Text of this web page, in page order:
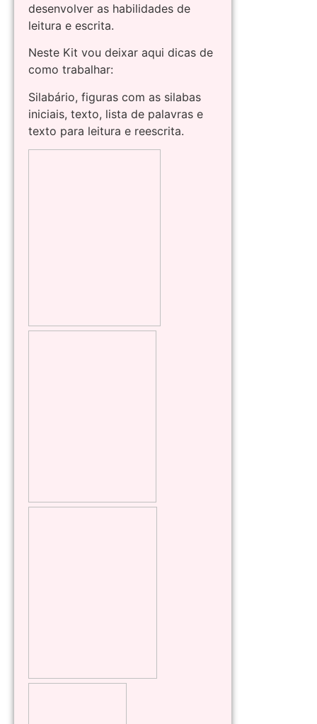
desenvolver as habilidades de
leitura e escrita.
Neste Kit vou deixar aqui dicas de
como trabalhar:
Silabário, figuras com as silabas
iniciais, texto, lista de palavras e
texto para leitura e reescrita.